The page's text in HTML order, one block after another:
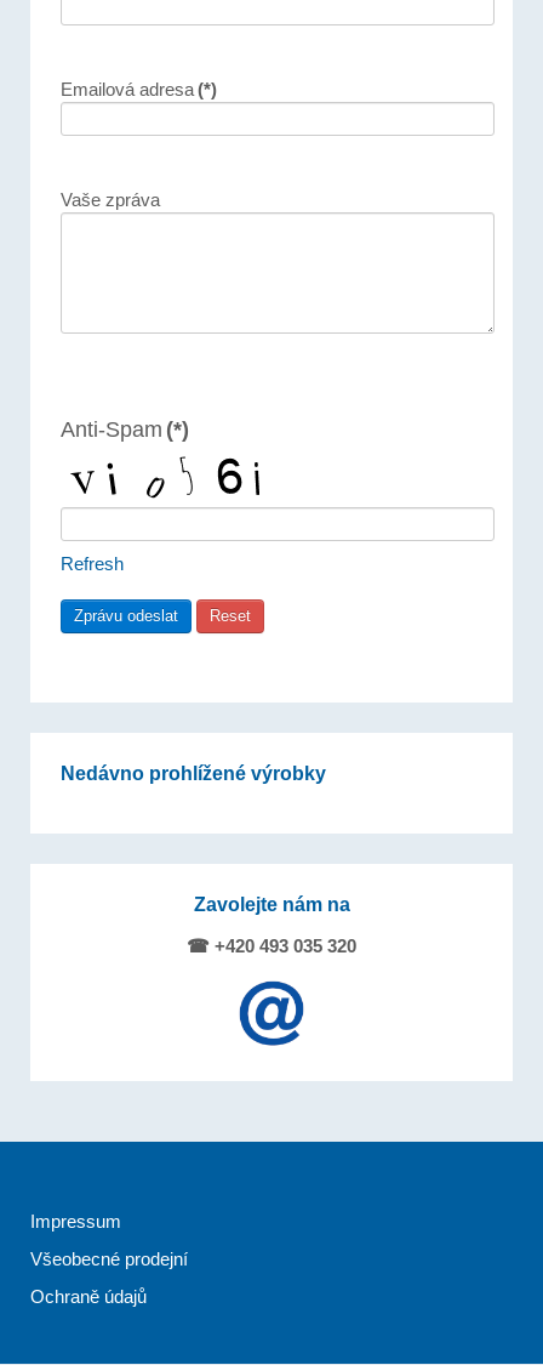
Emailová adresa(*)
Vaše zpráva
Anti-Spam (*)
Refresh
Nedávno prohlížené výrobky
Zavolejte nám na
☎ +420 493 035 320
Impressum
Všeobecné prodejní
Ochraně údajů